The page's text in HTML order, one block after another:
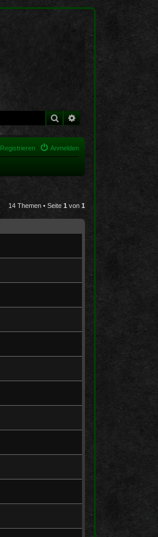
Suche Erweiterte Suche
Anmelden
Registrieren
14 Themen • Seite 1 von 1